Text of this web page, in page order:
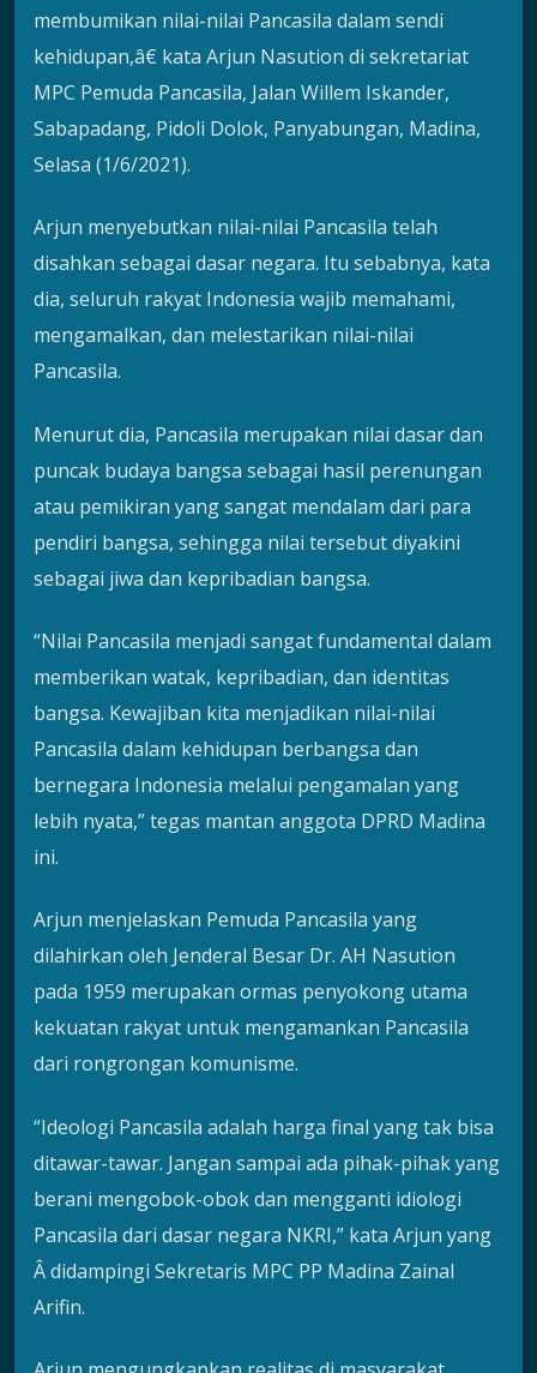
membumikan nilai-nilai Pancasila dalam sendi
kehidupan,â€ kata Arjun Nasution di sekretariat
MPC Pemuda Pancasila, Jalan Willem Iskander,
Sabapadang, Pidoli Dolok, Panyabungan, Madina,
Selasa (1/6/2021).
Arjun menyebutkan nilai-nilai Pancasila telah
disahkan sebagai dasar negara. Itu sebabnya, kata
dia, seluruh rakyat Indonesia wajib memahami,
mengamalkan, dan melestarikan nilai-nilai
Pancasila.
Menurut dia, Pancasila merupakan nilai dasar dan
puncak budaya bangsa sebagai hasil perenungan
atau pemikiran yang sangat mendalam dari para
pendiri bangsa, sehingga nilai tersebut diyakini
sebagai jiwa dan kepribadian bangsa.
“Nilai Pancasila menjadi sangat fundamental dalam
memberikan watak, kepribadian, dan identitas
bangsa. Kewajiban kita menjadikan nilai-nilai
Pancasila dalam kehidupan berbangsa dan
bernegara Indonesia melalui pengamalan yang
lebih nyata,” tegas mantan anggota DPRD Madina
ini.
Arjun menjelaskan Pemuda Pancasila yang
dilahirkan oleh Jenderal Besar Dr. AH Nasution
pada 1959 merupakan ormas penyokong utama
kekuatan rakyat untuk mengamankan Pancasila
dari rongrongan komunisme.
“Ideologi Pancasila adalah harga final yang tak bisa
ditawar-tawar. Jangan sampai ada pihak-pihak yang
berani mengobok-obok dan mengganti idiologi
Pancasila dari dasar negara NKRI,” kata Arjun yang
Â didampingi Sekretaris MPC PP Madina Zainal
Arifin.